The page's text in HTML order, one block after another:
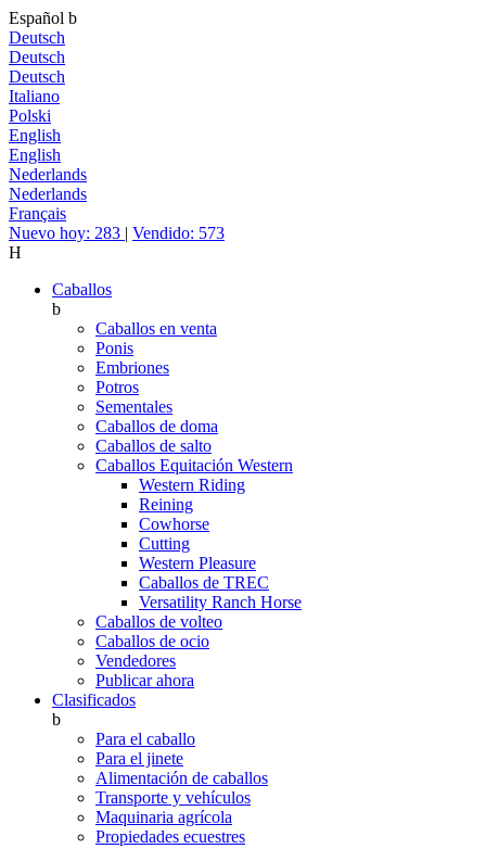
Español b
Deutsch
Deutsch
Deutsch
Italiano
Polski
English
English
Nederlands
Nederlands
Français
Nuevo hoy: 283 | Vendido: 573
H
Caballos
b
Caballos en venta
Ponis
Embriones
Potros
Sementales
Caballos de doma
Caballos de salto
Caballos Equitación Western
Western Riding
Reining
Cowhorse
Cutting
Western Pleasure
Caballos de TREC
Versatility Ranch Horse
Caballos de volteo
Caballos de ocio
Vendedores
Publicar ahora
Clasificados
b
Para el caballo
Para el jinete
Alimentación de caballos
Transporte y vehículos
Maquinaria agrícola
Propiedades ecuestres